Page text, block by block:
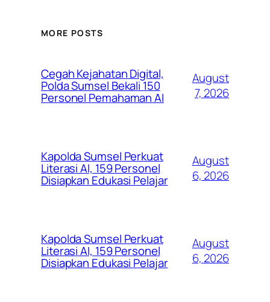
MORE POSTS
Cegah Kejahatan Digital,
Polda Sumsel Bekali 150
Personel Pemahaman AI
August
7, 2026
Kapolda Sumsel Perkuat
Literasi AI, 159 Personel
Disiapkan Edukasi Pelajar
August
6, 2026
Kapolda Sumsel Perkuat
Literasi AI, 159 Personel
Disiapkan Edukasi Pelajar
August
6, 2026